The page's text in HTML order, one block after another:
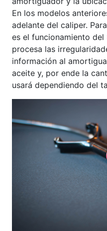
En los modelos
adelante del caliper.
es el funcionamiento del
procesa las
información al
aceite y, por ende la
usará dependiendo del